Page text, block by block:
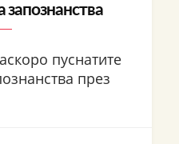
пуснатите
през